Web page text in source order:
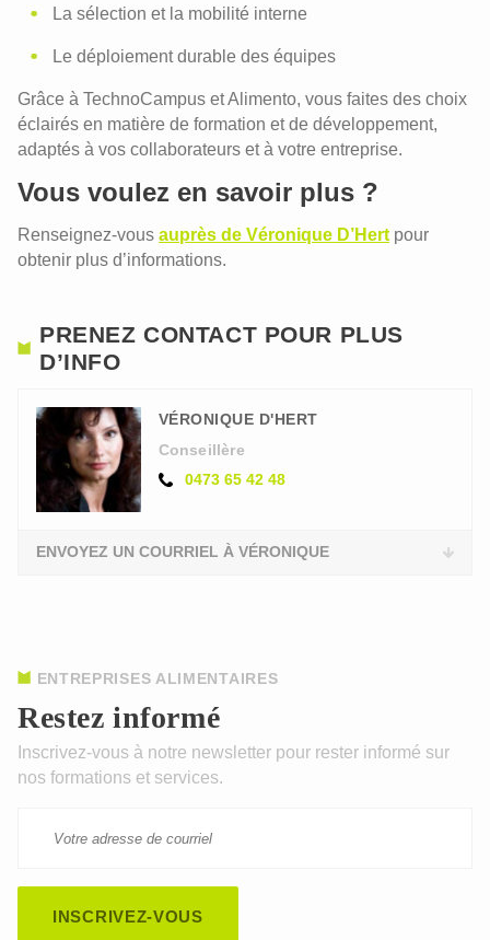
La sélection et la mobilité interne
Le déploiement durable des équipes
Grâce à TechnoCampus et Alimento, vous faites des choix
éclairés en matière de formation et de développement,
adaptés à vos collaborateurs et à votre entreprise.
Vous voulez en savoir plus ?
Renseignez-vous auprès de Véronique D’Hert pour
obtenir plus d’informations.
PRENEZ CONTACT POUR PLUS
D’INFO
VÉRONIQUE D'HERT
Conseillère
0473 65 42 48
ENVOYEZ UN COURRIEL À VÉRONIQUE
Restez informé
ENTREPRISES ALIMENTAIRES
Inscrivez-vous à notre newsletter pour rester informé sur
nos formations et services.